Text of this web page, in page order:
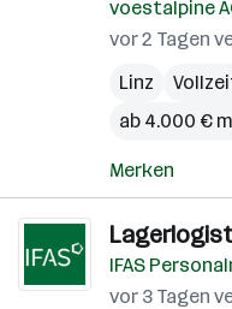
voestalpine
vor 2 Tagen
Linz
ab 4.000 €
Merken
IFAS
vor 3 Tagen